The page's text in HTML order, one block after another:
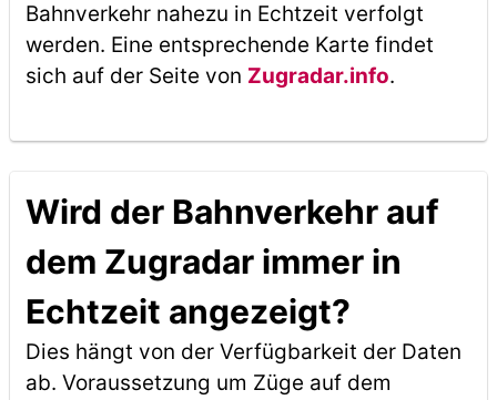
Bahnverkehr nahezu in Echtzeit verfolgt
werden. Eine entsprechende Karte findet
sich auf der Seite von Zugradar.info.
Wird der Bahnverkehr auf
dem Zugradar immer in
Echtzeit angezeigt?
Dies hängt von der Verfügbarkeit der Daten
ab. Voraussetzung um Züge auf dem